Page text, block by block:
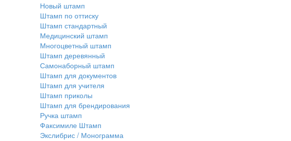
Новый штамп
Штамп по оттиску
Штамп стандартный
Медицинский штамп
Многоцветный штамп
Штамп деревянный
Самонаборный штамп
Штамп для документов
Штамп для учителя
Штамп приколы
Штамп для брендирования
Ручка штамп
Факсимиле Штамп
Экслибрис / Монограмма